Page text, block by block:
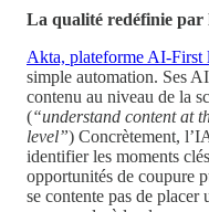
La qualité redéfinie par
Akta, plateforme AI-First
simple automation. Ses
contenu au niveau de la
(“understand content at
level”) Concrètement,
identifier les moments
opportunités de coupure
se contente pas de